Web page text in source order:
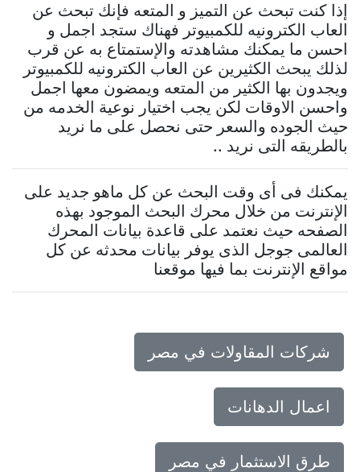
إذا كنت تبحث عن التميز و المتعه فإنك تبحث عن
العاب الكترونيه للكمبيوتر فهناك ستجد اجمل و
احسن ما يمكنك مشاهدته والإستمتاع به عن قرب
لذلك يبحث الكثيرين عن العاب الكترونيه للكمبيوتر
ويجدون بها الكثير من المتعه ويمضون معها اجمل
واحسن الاوقات لكن يجب اختيار نوعية الخدمه من
حيث الجوده والسعر حتى نحصل على ما نريد
بالطريقه التى نريد ..
يمكنك فى أى وقت البحث عن كل ماهو جديد على
الإنترنت من خلال محرك البحث الموجود بهذه
الصفحه حيث نعتمد على قاعدة بيانات المحرك
العالمى جوجل الذى يوفر بيانات محدثه عن كل
مواقع الإنترنت بما فيها موقعنا
شركات المقاولات في مصر
اعمال الدهانات
طرق الاستثمار في مصر